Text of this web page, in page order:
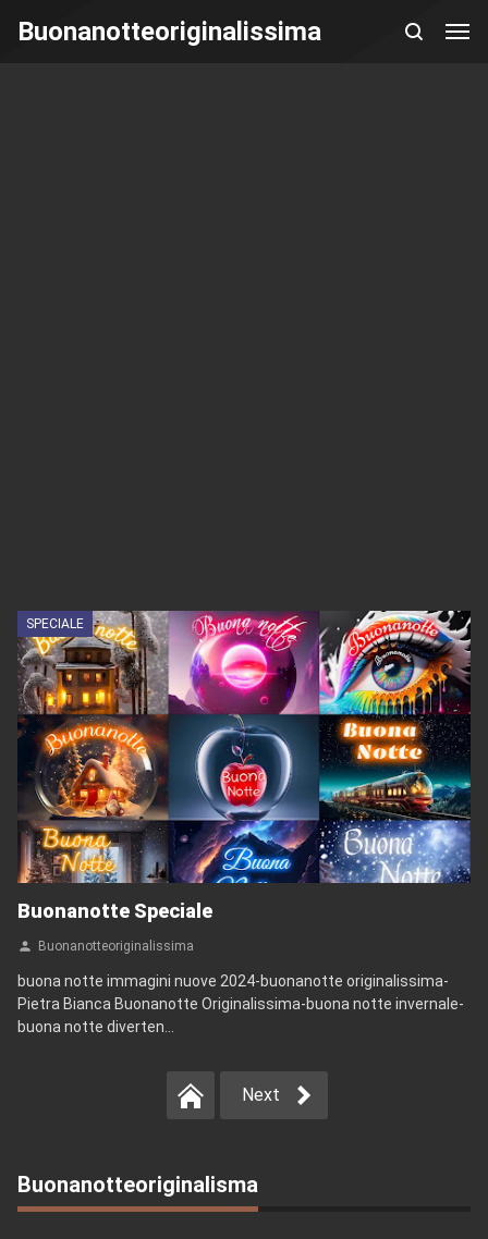
Buonanotteoriginalissima
SPECIALE
Buonanotte Speciale
Buonanotteoriginalissima
buona notte immagini nuove 2024-buonanotte originalissima-
Pietra Bianca Buonanotte Originalissima-buona notte invernale-
buona notte diverten...
Next
Buonanotteoriginalisma